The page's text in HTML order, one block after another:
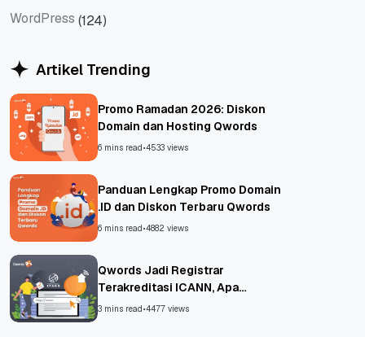
WordPress (124)
Artikel Trending
Promo Ramadan 2026: Diskon
Domain dan Hosting Qwords
6 mins read•4533 views
Panduan Lengkap Promo Domain
.ID dan Diskon Terbaru Qwords
6 mins read•4882 views
Qwords Jadi Registrar
Terakreditasi ICANN, Apa
Untungnya?
3 mins read•4477 views